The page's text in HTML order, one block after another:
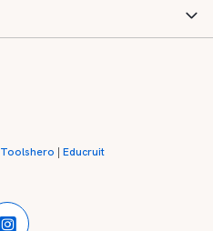
Toolshero |Educruit